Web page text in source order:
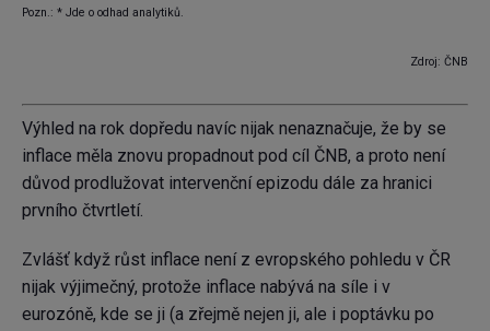
Pozn.: * Jde o odhad analytiků.
Zdroj: ČNB
Výhled na rok dopředu navíc nijak nenaznačuje, že by se
inflace měla znovu propadnout pod cíl ČNB, a proto není
důvod prodlužovat intervenční epizodu dále za hranici
prvního čtvrtletí.
Zvlášť když růst inflace není z evropského pohledu v ČR
nijak výjimečný, protože inflace nabývá na síle i v
eurozóně, kde se ji (a zřejmě nejen ji, ale i poptávku po